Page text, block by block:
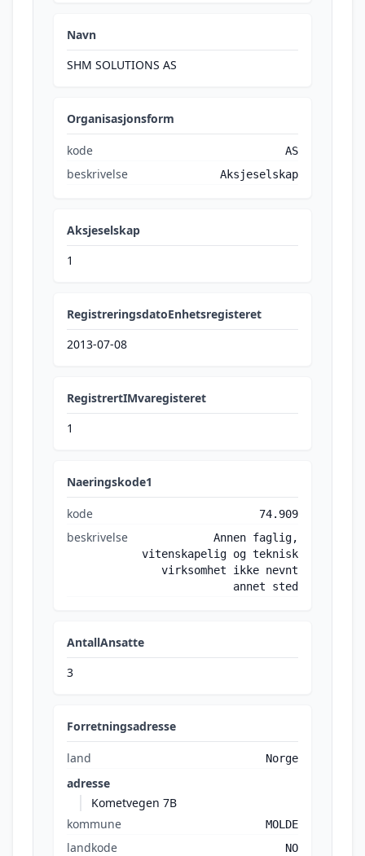
Navn
SHM SOLUTIONS AS
Organisasjonsform
kode AS
beskrivelse Aksjeselskap
Aksjeselskap
1
RegistreringsdatoEnhetsregisteret
2013-07-08
RegistrertIMvaregisteret
1
Naeringskode1
kode 74.909
beskrivelse
Annen faglig,
vitenskapelig og teknisk
virksomhet ikke nevnt
annet sted
AntallAnsatte
3
Forretningsadresse
land Norge
adresse
Kometvegen 7B
kommune
MOLDE
landkode NO